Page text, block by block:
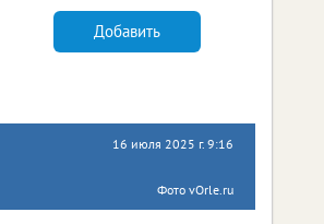
Добавить
16 июля 2025 г. 9:16
Фото vOrle.ru